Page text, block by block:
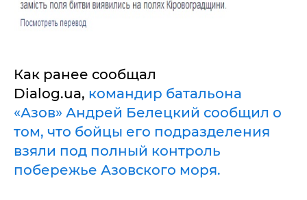
Как ранее сообщал
Dialog.ua, командир батальона
«Азов» Андрей Белецкий сообщил о
том, что бойцы его подразделения
взяли под полный контроль
побережье Азовского моря.